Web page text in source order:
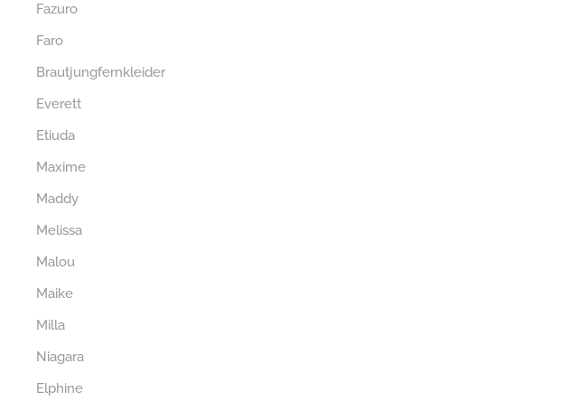
Fazuro
Faro
Brautjungfernkleider
Everett
Etiuda
Maxime
Maddy
Melissa
Malou
Maike
Milla
Niagara
Elphine